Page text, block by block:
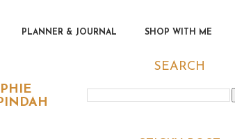
PLANNER & JOURNAL SHOP WITH ME
SEARCH